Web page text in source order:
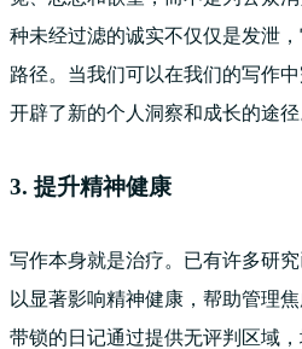
种未经过滤的诚实不仅仅是发泄
路径。当我们可以在我们的写作
开辟了新的个人洞察和成长的途径
3. 提升精神健康
写作本身就是治疗。已有许多研
以显著影响精神健康，帮助管理
带锁的日记通过提供无评判区域